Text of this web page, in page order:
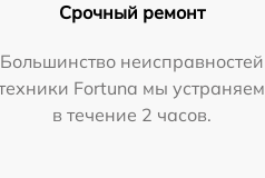
Срочный ремонт
Большинство неисправностей
Fortuna мы устраняем
в течение 2 часов.